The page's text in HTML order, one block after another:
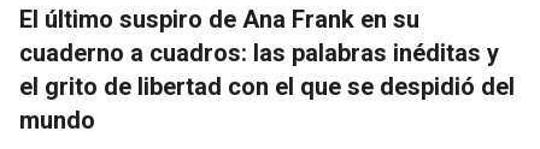
El último suspiro de Ana Frank en su
cuaderno a cuadros: las palabras inéditas y
el grito de libertad con el que se despidió del
mundo